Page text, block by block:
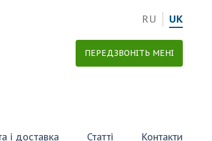
UK
RU
ПЕРЕДЗВОНІТЬ МЕНІ
і доставка Статті Контакти